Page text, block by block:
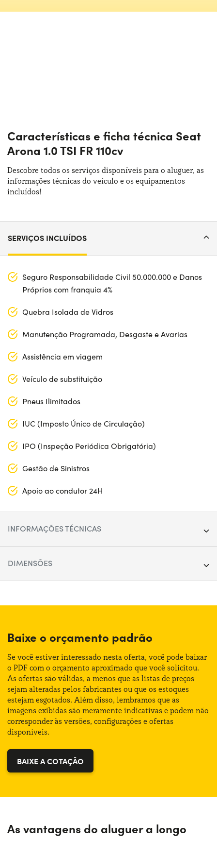
Características e ficha técnica Seat
Arona 1.0 TSI FR 110cv
Descobre todos os serviços disponíveis para o aluguer, as
informações técnicas do veículo e os equipamentos
incluídos!
SERVIÇOS INCLUÍDOS
Seguro Responsabilidade Civil 50.000.000 e Danos
Próprios com franquia 4%
Quebra Isolada de Vidros
Manutenção Programada, Desgaste e Avarias
Assistência em viagem
Veículo de substituição
Pneus Ilimitados
IUC (Imposto Único de Circulação)
IPO (Inspeção Periódica Obrigatória)
Gestão de Sinistros
Apoio ao condutor 24H
INFORMAÇÕES TÉCNICAS
Fonte de alimentação: Gasolina
Trasmissão:Manual
Tração:Anterior
Numero de lugares:5
Potência:
DIMENSÕES
Altura:
Bagageira (máx):1100 lt
Bagageira (mín): 400 lt
Baixe o orçamento padrão
Se você estiver interessado nesta oferta, você pode baixar
o PDF com o orçamento aproximado que você solicitou.
As ofertas são válidas, a menos que as listas de preços
sejam alteradas pelos fabricantes ou que os estoques
estejam esgotados. Além disso, lembramos que as
imagens exibidas são meramente indicativas e podem não
corresponder às versões, configurações e ofertas
disponíveis.
BAIXE A COTAÇÃO
As vantagens do aluguer a longo